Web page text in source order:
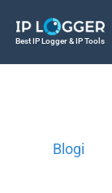
Best IP Logger & IP Tools
Blogi